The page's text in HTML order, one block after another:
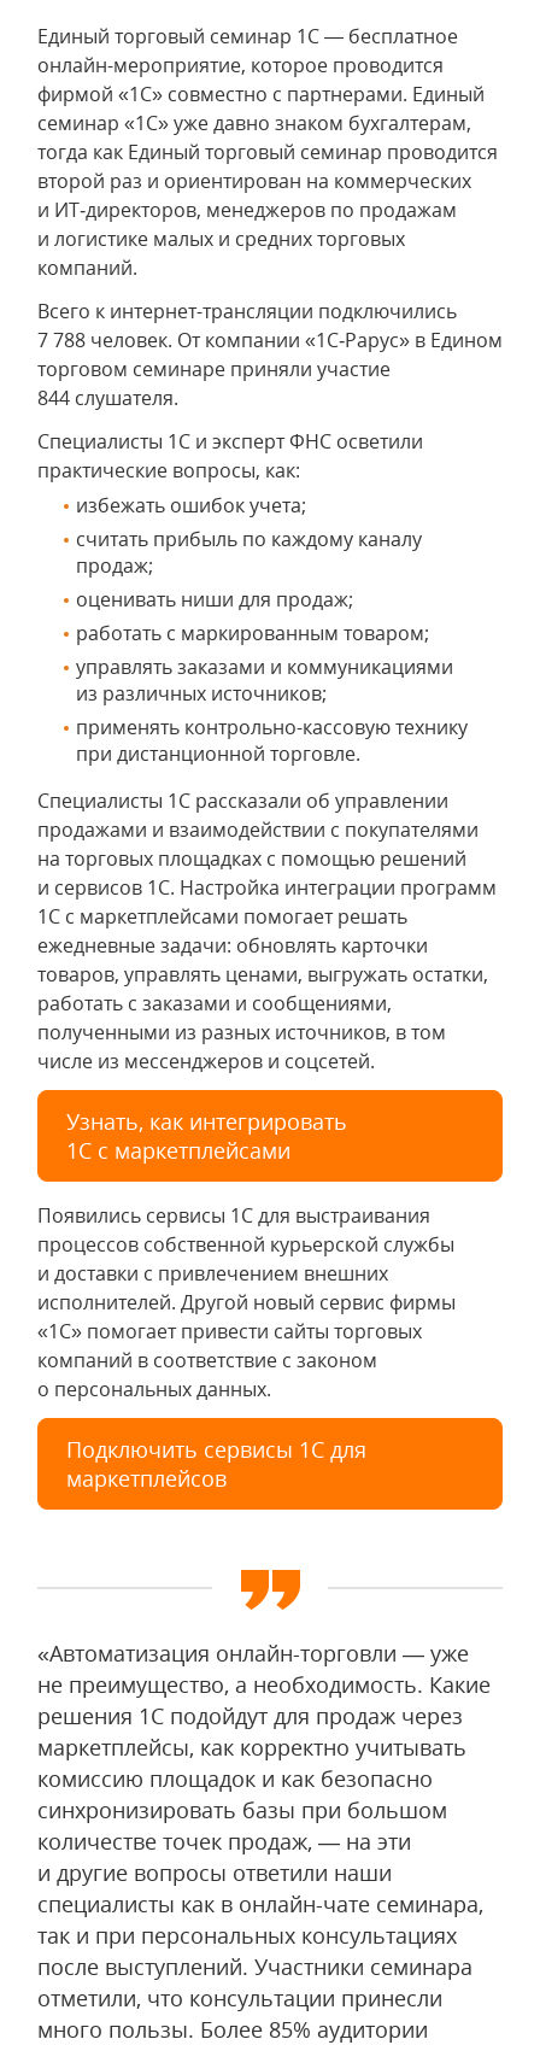
Единый торговый семинар 1С — бесплатное
онлайн-мероприятие, которое проводится
фирмой «1С» совместно с партнерами. Единый
семинар «1С» уже давно знаком бухгалтерам,
тогда как Единый торговый семинар проводится
второй раз и ориентирован на коммерческих
и ИТ‑директоров, менеджеров по продажам
и логистике малых и средних торговых
компаний.
Всего к интернет-трансляции подключились
7 788 человек. От компании «1С‑Рарус» в Едином
торговом семинаре приняли участие
844 слушателя.
Специалисты 1С и эксперт ФНС осветили
практические вопросы, как:
избежать ошибок учета;
считать прибыль по каждому каналу
продаж;
оценивать ниши для продаж;
работать с маркированным товаром;
управлять заказами и коммуникациями
из различных источников;
применять контрольно-кассовую технику
при дистанционной торговле.
Специалисты 1С рассказали об управлении
продажами и взаимодействии с покупателями
на торговых площадках с помощью решений
и сервисов 1С. Настройка интеграции программ
1С с маркетплейсами помогает решать
ежедневные задачи: обновлять карточки
товаров, управлять ценами, выгружать остатки,
работать с заказами и сообщениями,
полученными из разных источников, в том
числе из мессенджеров и соцсетей.
Узнать, как интегрировать
1С с маркетплейсами
Появились сервисы 1С для выстраивания
процессов собственной курьерской службы
и доставки с привлечением внешних
исполнителей. Другой новый сервис фирмы
«1С» помогает привести сайты торговых
компаний в соответствие с законом
о персональных данных.
Подключить сервисы 1С для
маркетплейсов
«Автоматизация онлайн-торговли — уже
не преимущество, а необходимость. Какие
решения 1С подойдут для продаж через
маркетплейсы, как корректно учитывать
комиссию площадок и как безопасно
синхронизировать базы при большом
количестве точек продаж, — на эти
и другие вопросы ответили наши
специалисты как в онлайн-чате семинара,
так и при персональных консультациях
после выступлений. Участники семинара
отметили, что консультации принесли
много пользы. Более 85% аудитории